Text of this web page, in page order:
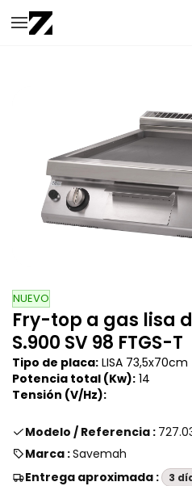
Saltar al
contenido
NUEVO
Fry-top a gas lisa
S.900 SV 98 FTGS-T
Tipo de placa: LISA 73,5x70cm
Potencia total (Kw): 14
Tensión (V/Hz):
Modelo / Referencia :
Marca :Savemah
Entrega aproximada :
3